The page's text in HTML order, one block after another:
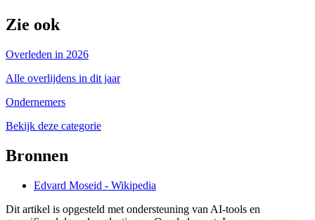
Zie ook
Overleden in 2026
Alle overlijdens in dit jaar
Ondernemers
Bekijk deze categorie
Bronnen
Edvard Moseid - Wikipedia
Dit artikel is opgesteld met ondersteuning van AI-tools en